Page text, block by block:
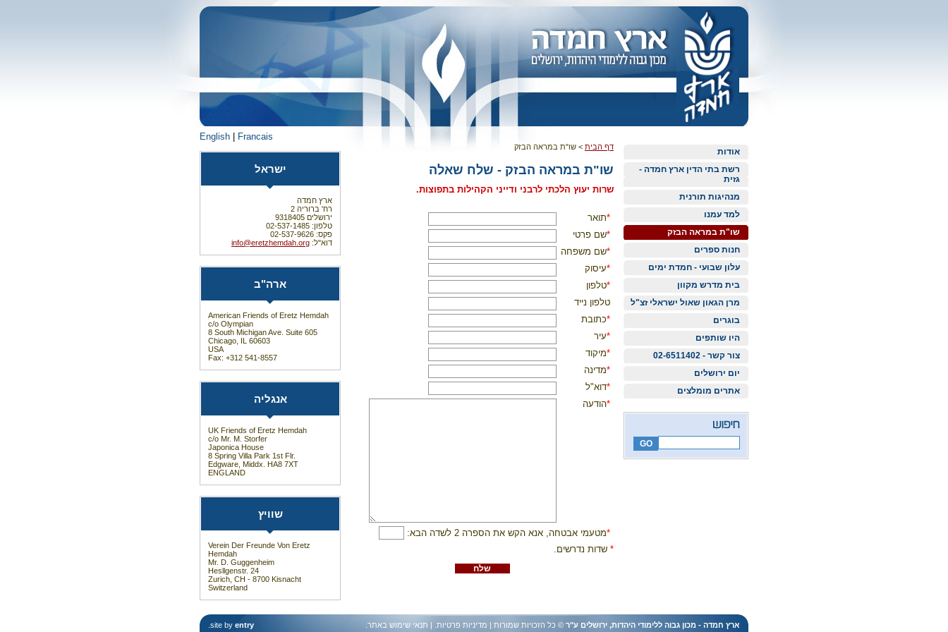
English Francais
אודות
רשת בתי הדין ארץ חמדה -
גזית
מנהיגות תורנית
למד עמנו
שו"ת במראה הבזק
חנות ספרים
עלון שבועי - חמדת ימים
בית מדרש מקוון
מרן הגאון שאול ישראלי זצ"ל
בוגרים
היו שותפים
צור קשר - 02-6511402
יום ירושלים
אתרים מומלצים
דף הבית > שו"ת במראה הבזק
שו"ת במראה הבזק - שלח שאלה
שרות יעוץ הלכתי לרבני ודייני הקהילות בתפוצות.
*תואר
*שם פרטי
*שם משפחה
*עיסוק
*טלפון
טלפון נייד
*כתובת
*עיר
*מיקוד
*מדינה
*דוא"ל
*הודעה
*מטעמי אבטחה, אנא הקש את הספרה 2 לשדה הבא:
* שדות נדרשים.
ישראל
ארץ חמדה
רח' ברוריה 2
ירושלים 9318405
טלפון: 02-537-1485
פקס: 02-537-9626
דוא"ל: info@eretzhemdah.org
ארה"ב
American Friends of Eretz Hemdah
c/o Olympian
8 South Michigan Ave. Suite 605
Chicago, IL 60603
USA
Fax: +312 541-8557
אנגליה
UK Friends of Eretz Hemdah
c/o Mr. M. Storfer
Japonica House
8 Spring Villa Park 1st Flr.
Edgware, Middx. HA8 7XT
ENGLAND
שוויץ
Verein Der Freunde Von Eretz
Hemdah
Mr. D. Guggenheim
Hesllgenstr. 24
Zurich, CH - 8700 Kisnacht
Switzerland
site by entry ארץ חמדה - מכון גבוה ללימודי היהדות, ירושלים ע"ר © כל הזכויות שמורות | מדיניות פרטיות . | תנאי שימוש באתר